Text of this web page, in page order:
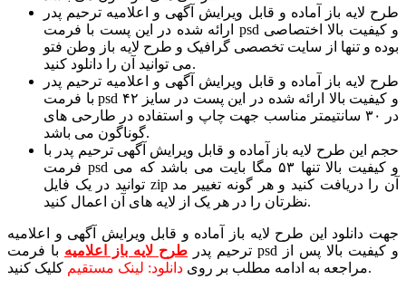
طرح لایه باز آماده و قابل ویرایش آگهی و اعلامیه ترحیم پدر
ارائه شده در این پست با فرمت psd و کیفیت بالا اختصاصی
بوده و تنها از سایت تخصصی گرافیک و طرح لایه باز وطن فتو
می توانید آن را دانلود کنید.
طرح لایه باز آماده و قابل ویرایش آگهی و اعلامیه ترحیم پدر
با فرمت psd و کیفیت بالا ارائه شده در این پست در سایز ۴۲
در ۳۰ سانتیمتر مناسب جهت چاپ و استفاده در طارحی های
گوناگون می باشد.
حجم این طرح لایه باز آماده و قابل ویرایش آگهی ترحیم پدر با
فرمت psd و کیفیت بالا تنها ۵۳ مگا بایت می باشد که می
توانید در یک فایل zip آن را دریافت کنید و هر گونه تغییر مد
نظرتان را در هر یک از لایه های آن اعمال کنید.
جهت دانلود این طرح لایه باز آماده و قابل ویرایش آگهی و اعلامیه
ترحیم پدر طرح لایه باز اعلامیه با فرمت psd و کیفیت بالا پس از
مراجعه به ادامه مطلب بر روی دانلود: لینک مستقیم کلیک کنید.